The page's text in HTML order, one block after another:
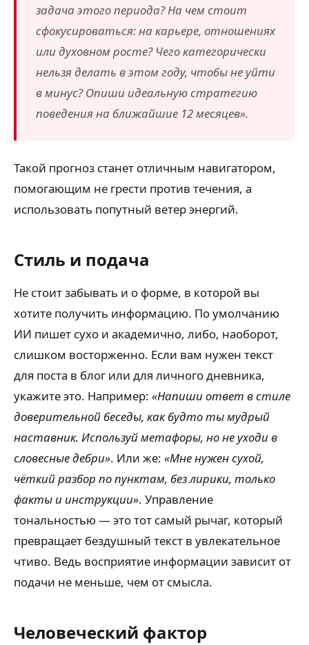
задача этого периода? На чем стоит
сфокусироваться: на карьере, отношениях
или духовном росте? Чего категорически
нельзя делать в этом году, чтобы не уйти
в минус? Опиши идеальную стратегию
поведения на ближайшие 12 месяцев».
Такой прогноз станет отличным навигатором,
помогающим не грести против течения, а
использовать попутный ветер энергий.
Стиль и подача
Не стоит забывать и о форме, в которой вы
хотите получить информацию. По умолчанию
ИИ пишет сухо и академично, либо, наоборот,
слишком восторженно. Если вам нужен текст
для поста в блог или для личного дневника,
укажите это. Например: «Напиши ответ в стиле
доверительной беседы, как будто ты мудрый
наставник. Используй метафоры, но не уходи в
словесные дебри». Или же: «Мне нужен сухой,
чёткий разбор по пунктам, без лирики, только
факты и инструкции». Управление
тональностью — это тот самый рычаг, который
превращает бездушный текст в увлекательное
чтиво. Ведь восприятие информации зависит от
подачи не меньше, чем от смысла.
Человеческий фактор